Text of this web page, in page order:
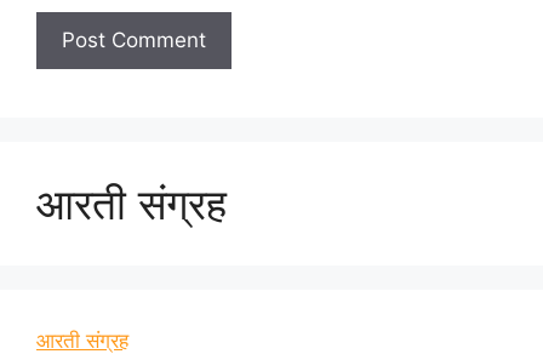
आरती संग्रह
आरती संग्रह